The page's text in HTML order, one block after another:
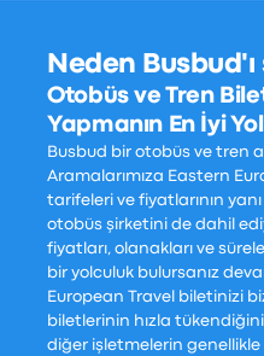
Neden
Otobüs ve Tren
Yapmanın En İyi
Busbud bir otobüs ve tren
Aramalarımıza Eastern
tarifeleri ve fiyatlarının
otobüs şirketini de dahil
fiyatları, olanakları ve
bir yolculuk bulursanız
European Travel biletinizi
biletlerinin hızla
diğer işletmelerin